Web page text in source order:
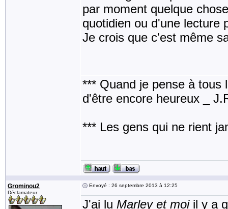
par moment quelque
quotidien ou d'une lecture
Je crois que c'est même
*** Quand je pense à tous
d'être encore heureux _
*** Les gens qui ne rient
Grominou2
Déclamateur
Envoyé : 26 septembre 2013 à 12:25
J'ai lu Marley et moiil y a